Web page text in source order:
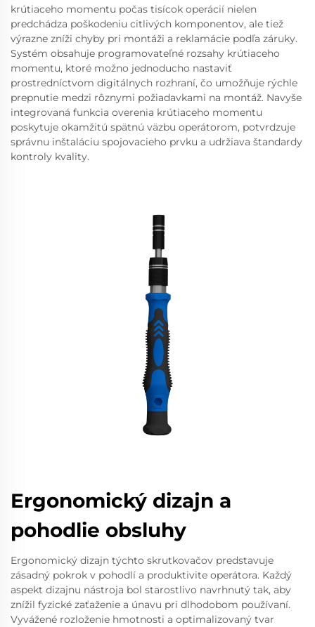
krútiaceho momentu počas tisícok operácií nielen
predchádza poškodeniu citlivých komponentov, ale tiež
výrazne zníži chyby pri montáži a reklamácie podľa záruky.
Systém obsahuje programovateľné rozsahy krútiaceho
momentu, ktoré možno jednoducho nastaviť
prostredníctvom digitálnych rozhraní, čo umožňuje rýchle
prepnutie medzi rôznymi požiadavkami na montáž. Navyše
integrovaná funkcia overenia krútiaceho momentu
poskytuje okamžitú spätnú väzbu operátorom, potvrdzuje
správnu inštaláciu spojovacieho prvku a udržiava štandardy
kontroly kvality.
Ergonomický dizajn a
pohodlie obsluhy
Ergonomický dizajn týchto skrutkovačov predstavuje
zásadný pokrok v pohodlí a produktivite operátora. Každý
aspekt dizajnu nástroja bol starostlivo navrhnutý tak, aby
znížil fyzické zaťaženie a únavu pri dlhodobom používaní.
Vyvážené rozloženie hmotnosti a optimalizovaný tvar